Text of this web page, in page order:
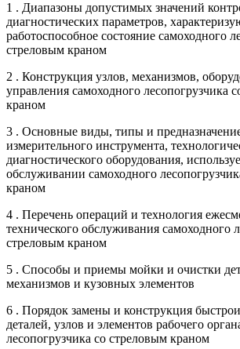
1 . Диапазоны допустимых значений
диагностических параметров,
работоспособное состояние самоходного
стреловым краном
2 . Конструкция узлов, механизмов,
управления самоходного лесопогрузчика
краном
3 . Основные виды, типы и
измерительного инструмента,
диагностического оборудования,
обслуживании самоходного
краном
4 . Перечень операций и технология
технического обслуживания самоходного
стреловым краном
5 . Способы и приемы мойки и очистки
механизмов и кузовных элементов
6 . Порядок замены и конструкция
деталей, узлов и элементов рабочего
лесопогрузчика со стреловым краном